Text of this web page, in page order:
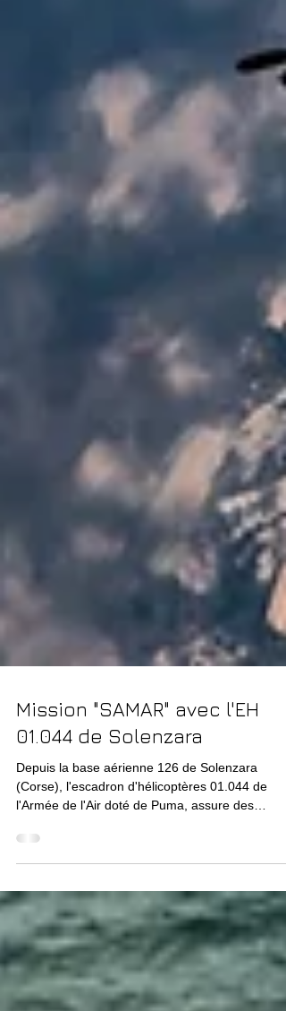
Mission "SAMAR" avec l'EH
01.044 de Solenzara
Depuis la base aérienne 126 de Solenzara
(Corse), l'escadron d'hélicoptères 01.044 de
missions...